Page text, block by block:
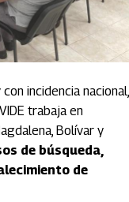
incidencia nacional,
trabaja en
Bolívar y
de búsqueda,
de